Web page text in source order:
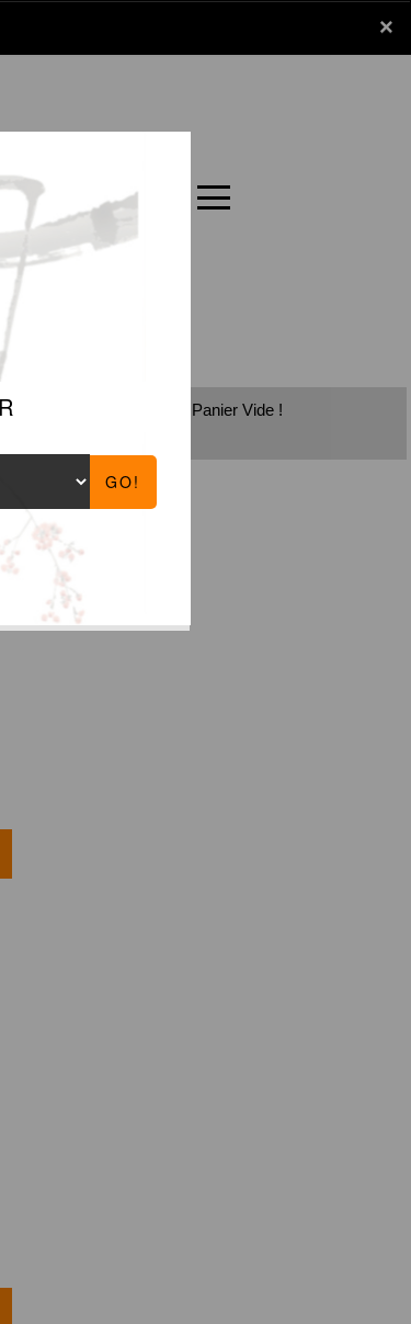
×
Carte
x
Panier Vide !